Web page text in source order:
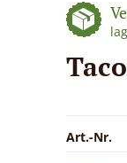
Art.-Nr.